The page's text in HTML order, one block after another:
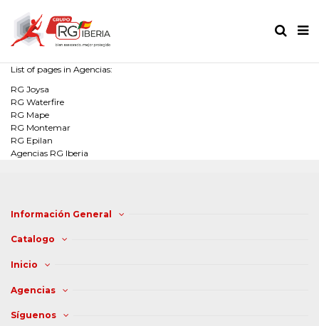
List of pages in Agencias:
RG Joysa
RG Waterfire
RG Mape
RG Montemar
RG Epilan
Agencias RG Iberia
Información General
Catalogo
Inicio
Agencias
Síguenos